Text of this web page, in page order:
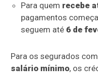
Para quem recebe
pagamentos
seguem até 6 de
Para os segurados com
salário mínimo, os